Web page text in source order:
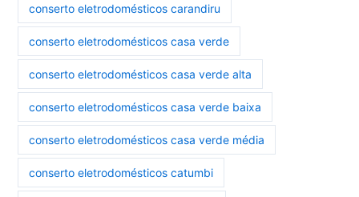
conserto eletrodomésticos carandiru
conserto eletrodomésticos casa verde
conserto eletrodomésticos casa verde alta
conserto eletrodomésticos casa verde baixa
conserto eletrodomésticos casa verde média
conserto eletrodomésticos catumbi